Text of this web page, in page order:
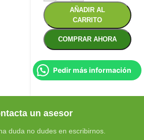
AÑADIR AL
CARRITO
COMPRAR AHORA
Pedir más información
un asesor
duda no dudes en escribirnos.